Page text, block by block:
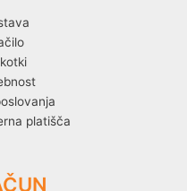
platišča